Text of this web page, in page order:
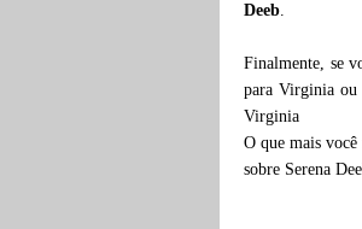
Deeb.
Finalmente, se
para Virginia ou
Virginia
O que mais
sobre Serena